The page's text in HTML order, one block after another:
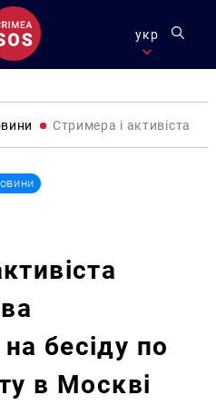
укр
Стримера і активіста
бесіду по
в Москві